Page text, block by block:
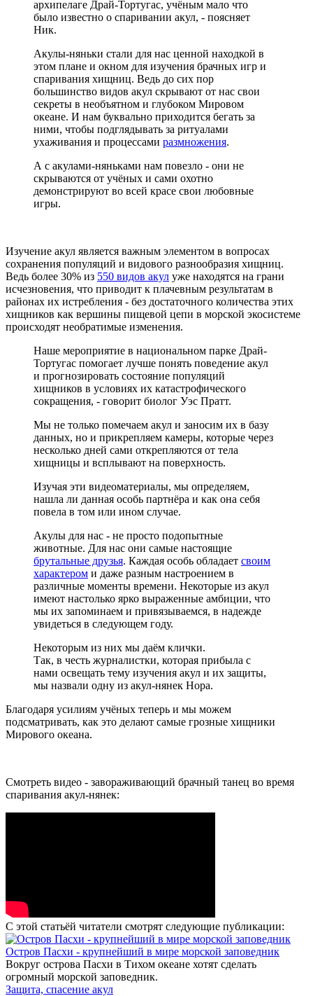
архипелаге Драй-Тортугас, учёным мало что
было известно о спаривании акул, - поясняет
Ник.
Акулы-няньки стали для нас ценной находкой в
этом плане и окном для изучения брачных игр и
спаривания хищниц. Ведь до сих пор
большинство видов акул скрывают от нас свои
секреты в необъятном и глубоком Мировом
океане. И нам буквально приходится бегать за
ними, чтобы подглядывать за ритуалами
ухаживания и процессами размножения.
А с акулами-няньками нам повезло - они не
скрываются от учёных и сами охотно
демонстрируют во всей красе свои любовные
игры.
Изучение акул является важным элементом в вопросах
сохранения популяций и видового разнообразия хищниц.
Ведь более 30% из 550 видов акул уже находятся на грани
исчезновения, что приводит к плачевным результатам в
районах их истребления - без достаточного количества этих
хищников как вершины пищевой цепи в морской экосистеме
происходят необратимые изменения.
Наше мероприятие в национальном парке Драй-
Тортугас помогает лучше понять поведение акул
и прогнозировать состояние популяций
хищников в условиях их катастрофического
сокращения, - говорит биолог Уэс Пратт.
Мы не только помечаем акул и заносим их в базу
данных, но и прикрепляем камеры, которые через
несколько дней сами открепляются от тела
хищницы и всплывают на поверхность.
Изучая эти видеоматериалы, мы определяем,
нашла ли данная особь партнёра и как она себя
повела в том или ином случае.
Акулы для нас - не просто подопытные
животные. Для нас они самые настоящие
брутальные друзья. Каждая особь обладает своим
характером и даже разным настроением в
различные моменты времени. Некоторые из акул
имеют настолько ярко выраженные амбиции, что
мы их запоминаем и привязываемся, в надежде
увидеться в следующем году.
Некоторым из них мы даём клички.
Так, в честь журналистки, которая прибыла с
нами освещать тему изучения акул и их защиты,
мы назвали одну из акул-нянек Нора.
Благодаря усилиям учёных теперь и мы можем
подсматривать, как это делают самые грозные хищники
Мирового океана.
Смотреть видео - завораживающий брачный танец во время
спаривания акул-нянек:
С этой статьёй читатели смотрят следующие публикации:
Остров Пасхи - крупнейший в мире морской заповедник
Вокруг острова Пасхи в Тихом океане хотят сделать
огромный морской заповедник.
Защита, спасение акул